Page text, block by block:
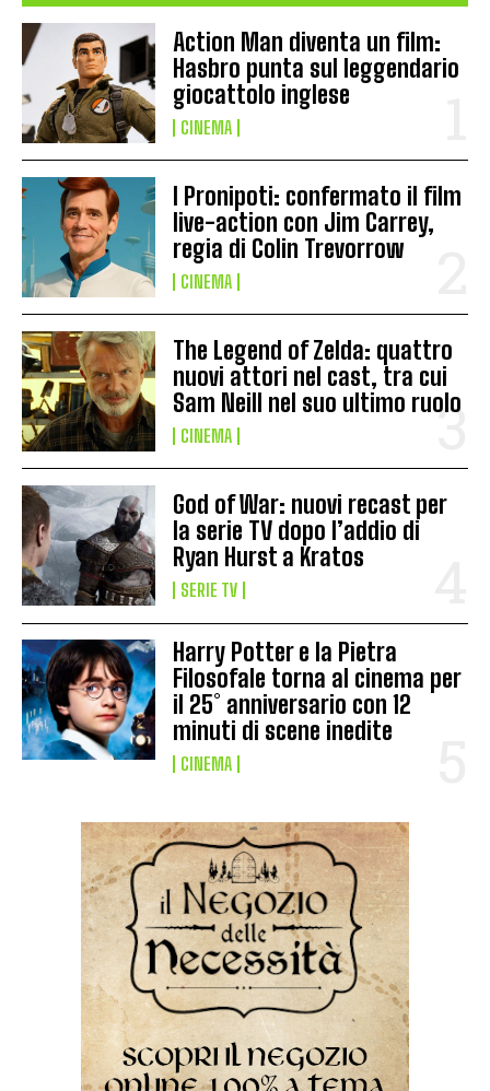
Action Man diventa un film:
Hasbro punta sul leggendario
giocattolo inglese
CINEMA
I Pronipoti: confermato il film
live-action con Jim Carrey,
regia di Colin Trevorrow
CINEMA
The Legend of Zelda: quattro
nuovi attori nel cast, tra cui
Sam Neill nel suo ultimo ruolo
CINEMA
God of War: nuovi recast per
la serie TV dopo l’addio di
Ryan Hurst a Kratos
SERIE TV
Harry Potter e la Pietra
Filosofale torna al cinema per
il 25° anniversario con 12
minuti di scene inedite
CINEMA